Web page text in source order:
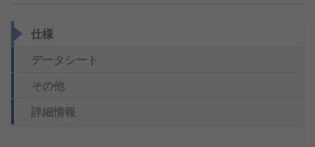
仕様
データシート
その他
詳細情報